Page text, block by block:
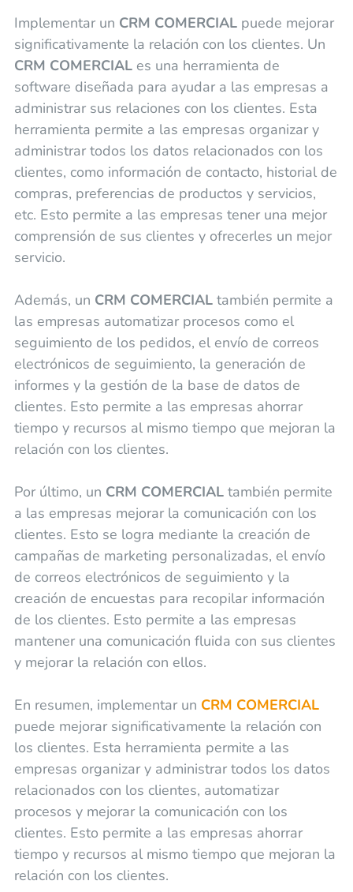
Implementar un CRM COMERCIALpuede mejorar
significativamente la relación con los clientes. Un
CRM COMERCIALes una herramienta de
software diseñada para ayudar a las empresas a
administrar sus relaciones con los clientes. Esta
herramienta permite a las empresas organizar y
administrar todos los datos relacionados con los
clientes, como información de contacto, historial de
compras, preferencias de productos y servicios,
etc. Esto permite a las empresas tener una mejor
comprensión de sus clientes y ofrecerles un mejor
servicio.
Además, un CRM COMERCIALtambién permite a
las empresas automatizar procesos como el
seguimiento de los pedidos, el envío de correos
electrónicos de seguimiento, la generación de
informes y la gestión de la base de datos de
clientes. Esto permite a las empresas ahorrar
tiempo y recursos al mismo tiempo que mejoran la
relación con los clientes.
Por último, un CRM COMERCIALtambién permite
a las empresas mejorar la comunicación con los
clientes. Esto se logra mediante la creación de
campañas de marketing personalizadas, el envío
de correos electrónicos de seguimiento y la
creación de encuestas para recopilar información
de los clientes. Esto permite a las empresas
mantener una comunicación fluida con sus clientes
y mejorar la relación con ellos.
En resumen, implementar un CRM COMERCIAL
puede mejorar significativamente la relación con
los clientes. Esta herramienta permite a las
empresas organizar y administrar todos los datos
relacionados con los clientes, automatizar
procesos y mejorar la comunicación con los
clientes. Esto permite a las empresas ahorrar
tiempo y recursos al mismo tiempo que mejoran la
relación con los clientes.